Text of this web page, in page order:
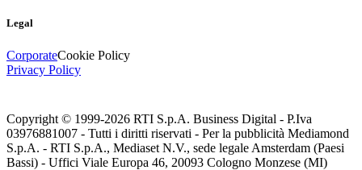
Legal
CorporateCookie Policy
Privacy Policy
Copyright © 1999-2026 RTI S.p.A. Business Digital - P.Iva
03976881007 - Tutti i diritti riservati - Per la pubblicità Mediamond
S.p.A. - RTI S.p.A., Mediaset N.V., sede legale Amsterdam (Paesi
Bassi) - Uffici Viale Europa 46, 20093 Cologno Monzese (MI)